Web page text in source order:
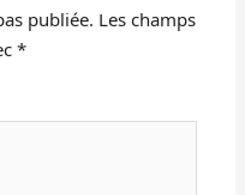
publiée. Les champs
*